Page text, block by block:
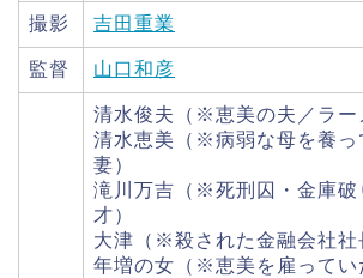
撮影 吉田重業
監督 山口和彦
清水俊夫（※恵美の夫／ラー
清水恵美（※病弱な母を養っ
妻）
滝川万吉（※死刑囚・金庫破
才）
大津（※殺された金融会社社
年増の女（※恵美を雇ってい